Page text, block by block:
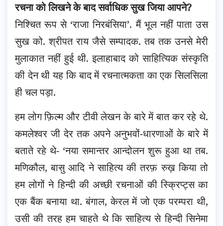
रचना को लिखने के बाद सर्वाधिक सुख जिया आपने?
निश्चित रूप से ‘राजा निरबंसिया’. मैं भूल नहीं पाता उस
सुख को. श्रीपत राय जैसे सम्पादक. तब तक उनसे मेरी
मुलाकात नहीं हुई थी. इलाहाबाद को साहित्यिक संस्कृति
की देन थी यह कि बाद में रचनात्मकता का एक सिलसिला
ही चल पड़ा.
हम लोग फ़िल्म और टीवी लेखन के बारे में बात कर रहे थे.
कमलेश्वर जी देर तक अपने अनुभवों-धारणाओं के बारे में
बताते रहे थे- ‘नया समान्तर आन्दोलन शुरू हुआ था तब.
मणिकौल, बासु आदि ने साहित्य की तरफ़ रुख़ किया तो
हम लोगों ने हिन्दी की अच्छी रचनाओं की स्क्रिप्ट्स का
एक बैंक बनाया था. बंगाल, केरल में जो एक परम्परा थी,
उसी की तरह हम चाहते थे कि साहित्य से हिन्दी सिनेमा